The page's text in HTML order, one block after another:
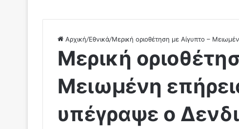
Αρχική/Εθνικά/Μερική οριοθέτηση με Αίγυπτο –
Μερική
Μειωμένη
υπέγραψε ο